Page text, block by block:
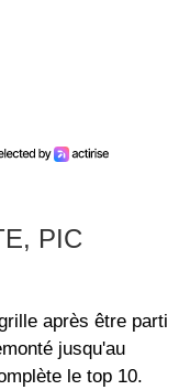
PIC
après être parti
jusqu'au
le top 10.